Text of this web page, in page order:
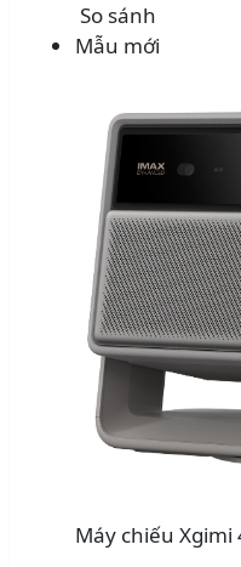
So sánh
Mẫu mới
Máy chiếu Xgimi